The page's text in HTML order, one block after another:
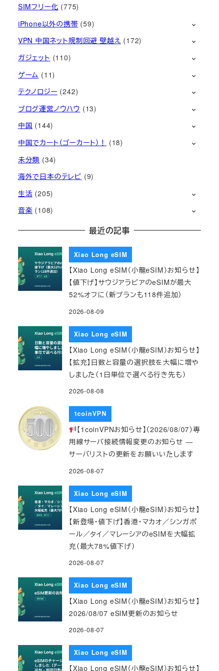
SIMフリー化 (775)
iPhone以外の携帯 (59)
VPN 中国ネット規制回避 壁越え (172)
ガジェット (110)
ゲーム (11)
テクノロジー (242)
ブログ運営ノウハウ (13)
中国 (144)
中国でカート（ゴーカート）！
(18)
未分類 (34)
海外で日本のテレビ (9)
生活 (205)
音楽 (108)
最近の記事
Xiao Long eSIM
【Xiao Long eSIM（小龍eSIM）お知らせ】
【値下げ】サウジアラビアのeSIMが最大
52%オフに（新プランも118件追加）
2026-08-09
Xiao Long eSIM
【Xiao Long eSIM（小龍eSIM）お知らせ】
【拡充】日数と容量の選択肢を大幅に増や
しました（1日単位で選べる行き先も）
2026-08-08
1coinVPN
【1coinVPNお知らせ】（2026/08/07）専
用線サーバ接続情報変更のお知らせ ―
サーバリストの更新をお願いいたします
2026-08-07
Xiao Long eSIM
【Xiao Long eSIM（小龍eSIM）お知らせ】
【新登場・値下げ】香港・マカオ／シンガポ
ール／タイ／マレーシアのeSIMを大幅拡
充（最大78%値下げ）
2026-08-07
Xiao Long eSIM
【Xiao Long eSIM（小龍eSIM）お知らせ】
2026/08/07 eSIM更新のお知らせ
2026-08-07
Xiao Long eSIM
【Xiao Long eSIM（小龍eSIM）お知らせ】